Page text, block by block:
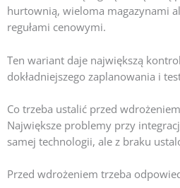
hurtownią, wieloma magazynami
regułami cenowymi.
Ten wariant daje największą
dokładniejszego zaplanowania i
Co trzeba ustalić przed
Największe problemy przy
samej technologii, ale z braku
Przed wdrożeniem trzeba